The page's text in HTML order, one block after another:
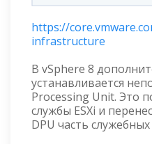
https://
infrastructure
В vSphere 8
устанавливается
Processing Unit. Это
службы ESXi и
DPU часть